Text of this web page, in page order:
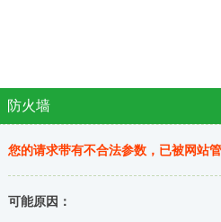
防火墙
您的请求带有不合法参数，已被网站
可能原因：